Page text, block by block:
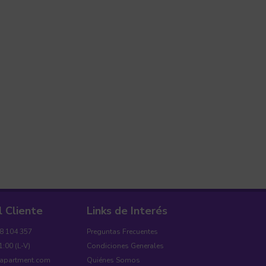
Cliente
104 357
(L-V)
Links de Interés
Preguntas Frecuentes
Condiciones Generales
Quiénes Somos